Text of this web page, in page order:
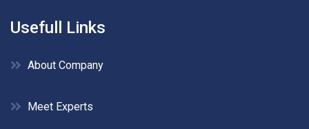
Usefull Links
About Company
Meet Experts